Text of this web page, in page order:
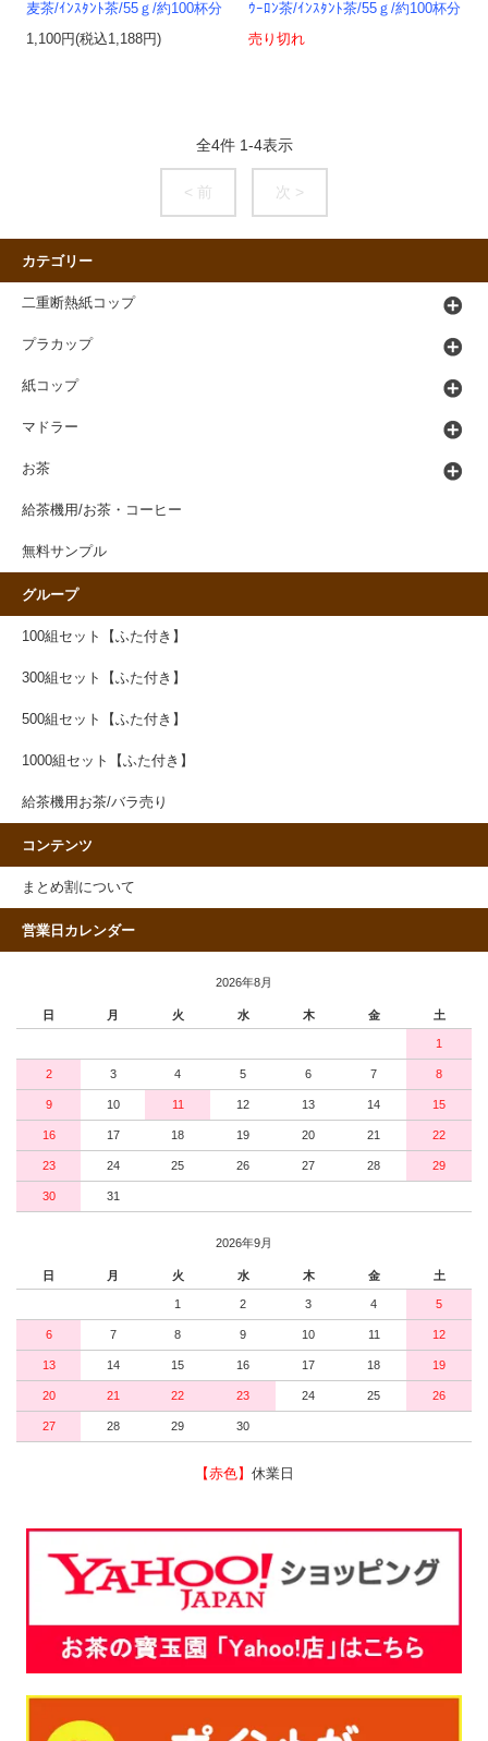
麦茶/ｲﾝｽﾀﾝﾄ茶/55ｇ/約100杯分
1,100円(税込1,188円)
ｳｰﾛﾝ茶/ｲﾝｽﾀﾝﾄ茶/55ｇ/約100杯分
売り切れ
全4件 1-4表示
< 前 次 >
カテゴリー
二重断熱紙コップ
プラカップ
紙コップ
マドラー
お茶
給茶機用/お茶・コーヒー
無料サンプル
グループ
100組セット【ふた付き】
300組セット【ふた付き】
500組セット【ふた付き】
1000組セット【ふた付き】
給茶機用お茶/バラ売り
コンテンツ
まとめ割について
営業日カレンダー
2026年8月
日 月 火 水 木 金 土
1
2 3 4 5 6 7 8
9 10 11 12 13 14 15
16 17 18 19 20 21 22
23 24 25 26 27 28 29
30 31
2026年9月
日 月 火 水 木 金 土
1 2 3 4 5
6 7 8 9 10 11 12
13 14 15 16 17 18 19
20 21 22 23 24 25 26
27 28 29 30
【赤色】 休業日